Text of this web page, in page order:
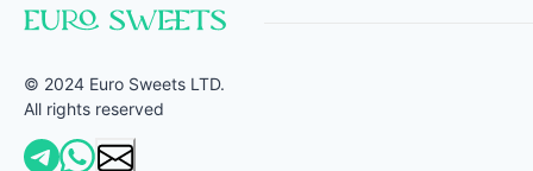
© 2024 Euro Sweets LTD.
All rights reserved